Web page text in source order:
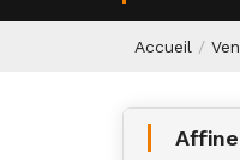
Accueil /